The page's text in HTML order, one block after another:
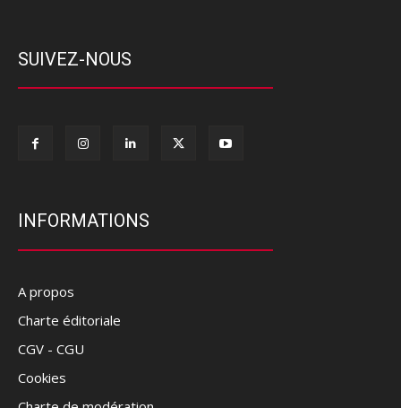
SUIVEZ-NOUS
INFORMATIONS
A propos
Charte éditoriale
CGV - CGU
Cookies